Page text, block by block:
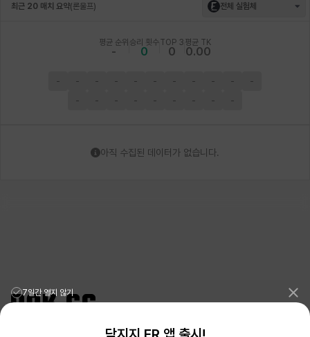
최근 20 매치 요약(론울프) 전체 실험체
평균 순위
-
승리 횟수
0
TOP 3
0
평균 TK
0.00
- - - - - - - - - -
-
-
- - - - - - - -
아직 수집된 데이터가 없습니다.
7일간 열지 않기